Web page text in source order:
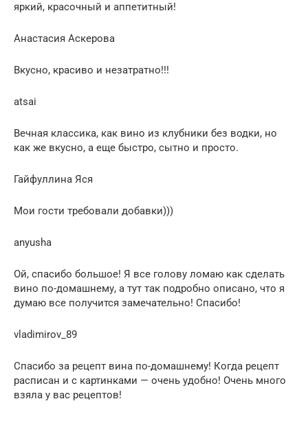
яркий, красочный и аппетитный!
Анастасия Аскерова
Вкусно, красиво и незатратно!!!
atsai
Вечная классика, как вино из клубники без водки, но
как же вкусно, а еще быстро, сытно и просто.
Гайфуллина Яся
Мои гости требовали добавки)))
anyusha
Ой, спасибо большое! Я все голову ломаю как сделать
вино по-домашнему, а тут так подробно описано, что я
думаю все получится замечательно! Спасибо!
vladimirov_89
Спасибо за рецепт вина по-домашнему! Когда рецепт
расписан и с картинками — очень удобно! Очень много
взяла у вас рецептов!